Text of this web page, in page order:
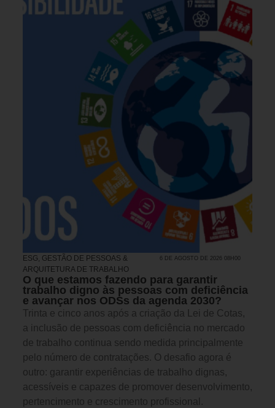
ESG, GESTÃO DE PESSOAS &
ARQUITETURA DE TRABALHO
6 DE AGOSTO DE 2026 08H00
O que estamos fazendo para garantir
trabalho digno às pessoas com deficiência
e avançar nos ODSs da agenda 2030?
Trinta e cinco anos após a criação da Lei de Cotas,
a inclusão de pessoas com deficiência no mercado
de trabalho continua sendo medida principalmente
pelo número de contratações. O desafio agora é
outro: garantir experiências de trabalho dignas,
acessíveis e capazes de promover desenvolvimento,
pertencimento e crescimento profissional.